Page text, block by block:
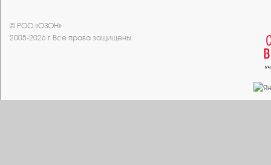
© РОО «ОЗОН»
2005-2026 г. Все права защищены.